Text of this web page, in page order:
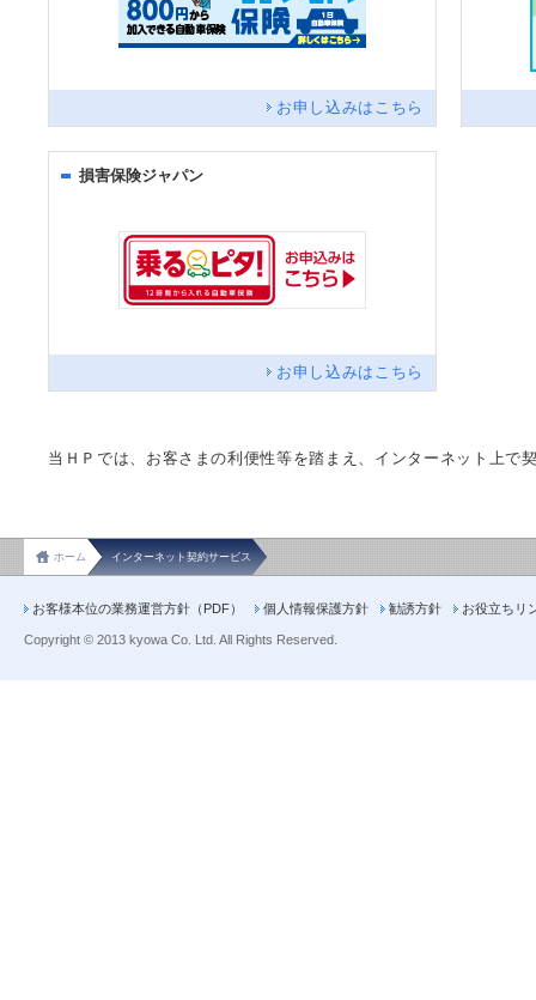
お申し込みはこちら
損害保険ジャパン
お申し込みはこちら
当ＨＰでは、お客さまの利便性等を踏まえ、インターネット上で
ホーム インターネット契約サービス
お客様本位の業務運営方針（PDF） 個人情報保護方針 勧誘方針 お役立ちリ
Copyright © 2013 kyowa Co. Ltd. All Rights Reserved.